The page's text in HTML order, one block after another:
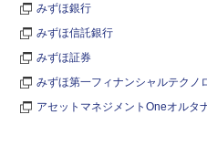
みずほ銀行
みずほ信託銀行
みずほ証券
みずほ第一フィナンシャルテクノ
アセットマネジメントOneオルタ